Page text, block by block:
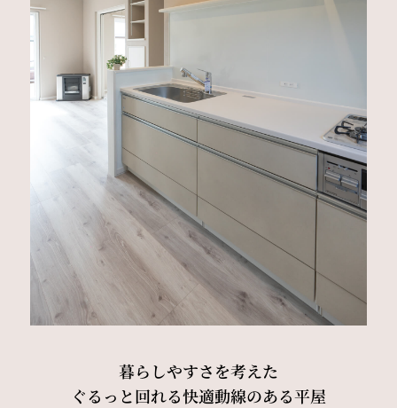
暮らしやすさを考えた
ぐるっと回れる快適動線のある平屋